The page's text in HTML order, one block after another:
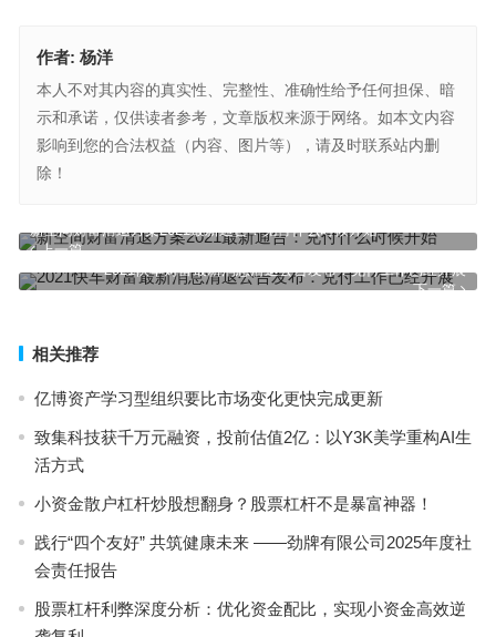
作者: 杨洋
本人不对其内容的真实性、完整性、准确性给予任何担保、暗
示和承诺，仅供读者参考，文章版权来源于网络。如本文内容
影响到您的合法权益（内容、图片等），请及时联系站内删
除！
上一篇
新空间财富清退方案2021最新通告：兑付什么时候开始
下一篇
2021快车财富最新消息清退公告发布：兑付工作已经开展
相关推荐
亿博资产学习型组织要比市场变化更快完成更新
致集科技获千万元融资，投前估值2亿：以Y3K美学重构AI生
活方式
小资金散户杠杆炒股想翻身？股票杠杆不是暴富神器！
践行“四个友好” 共筑健康未来 ——劲牌有限公司2025年度社
会责任报告
股票杠杆利弊深度分析：优化资金配比，实现小资金高效逆